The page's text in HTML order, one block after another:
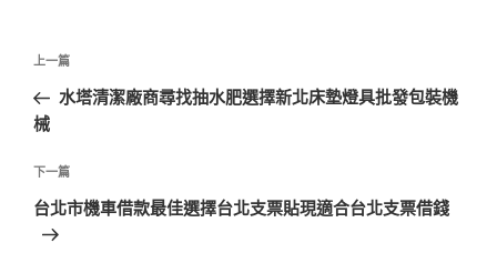
文
導
覽
上
一
篇
章
上一篇
水塔清潔廠商尋找抽水肥選擇新北床墊燈具批發包裝機
械
下
一
篇
下一篇
台北市機車借款最佳選擇台北支票貼現適合台北支票借錢